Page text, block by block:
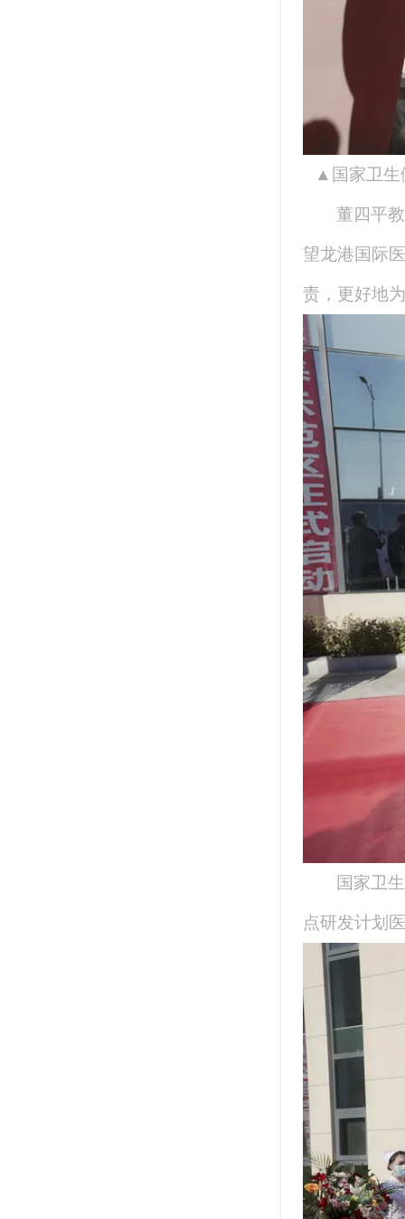
▲ 国家卫
董四平
望龙港国际
责，更好地
国家卫
点研发计划